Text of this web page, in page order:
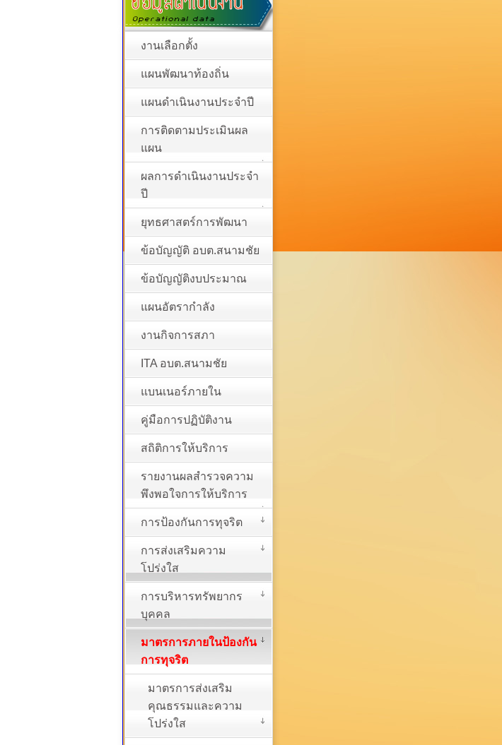
งานเลือกตั้ง
แผนพัฒนาท้องถิ่น
แผนดำเนินงานประจำปี
การติดตามประเมินผล
แผน
ผลการดำเนินงานประจำ
ปี
ยุทธศาสตร์การพัฒนา
ข้อบัญญัติ อบต.สนามชัย
ข้อบัญญัติงบประมาณ
แผนอัตรากำลัง
งานกิจการสภา
ITA อบต.สนามชัย
แบนเนอร์ภายใน
คู่มือการปฏิบัติงาน
สถิติการให้บริการ
รายงานผลสำรวจความ
พึงพอใจการให้บริการ
การป้องกันการทุจริต
การส่งเสริมความ
โปร่งใส
การบริหารทรัพยากร
บุคคล
มาตรการภายในป้องกัน
การทุจริต
มาตรการส่งเสริม
คุณธรรมและความ
โปร่งใส